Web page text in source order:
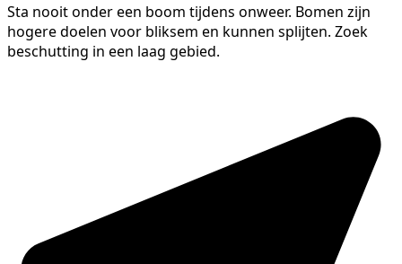
Sta nooit onder een boom tijdens onweer. Bomen zijn
hogere doelen voor bliksem en kunnen splijten. Zoek
beschutting in een laag gebied.